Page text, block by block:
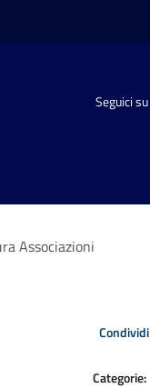
Seguici su
Associazioni
Condividi
Categorie: